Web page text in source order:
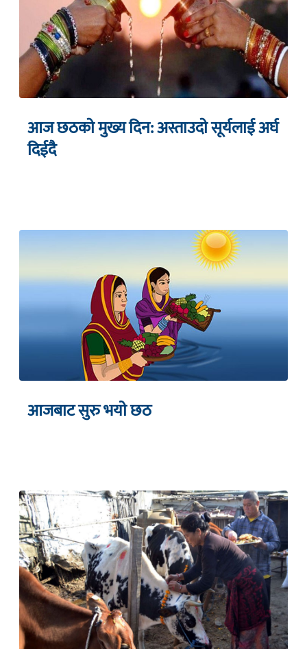
आज छठकाे मुख्य दिन: अस्ताउदाे सूर्यलाई अर्घ
दिईदै
आजबाट सुरु भयाे छठ